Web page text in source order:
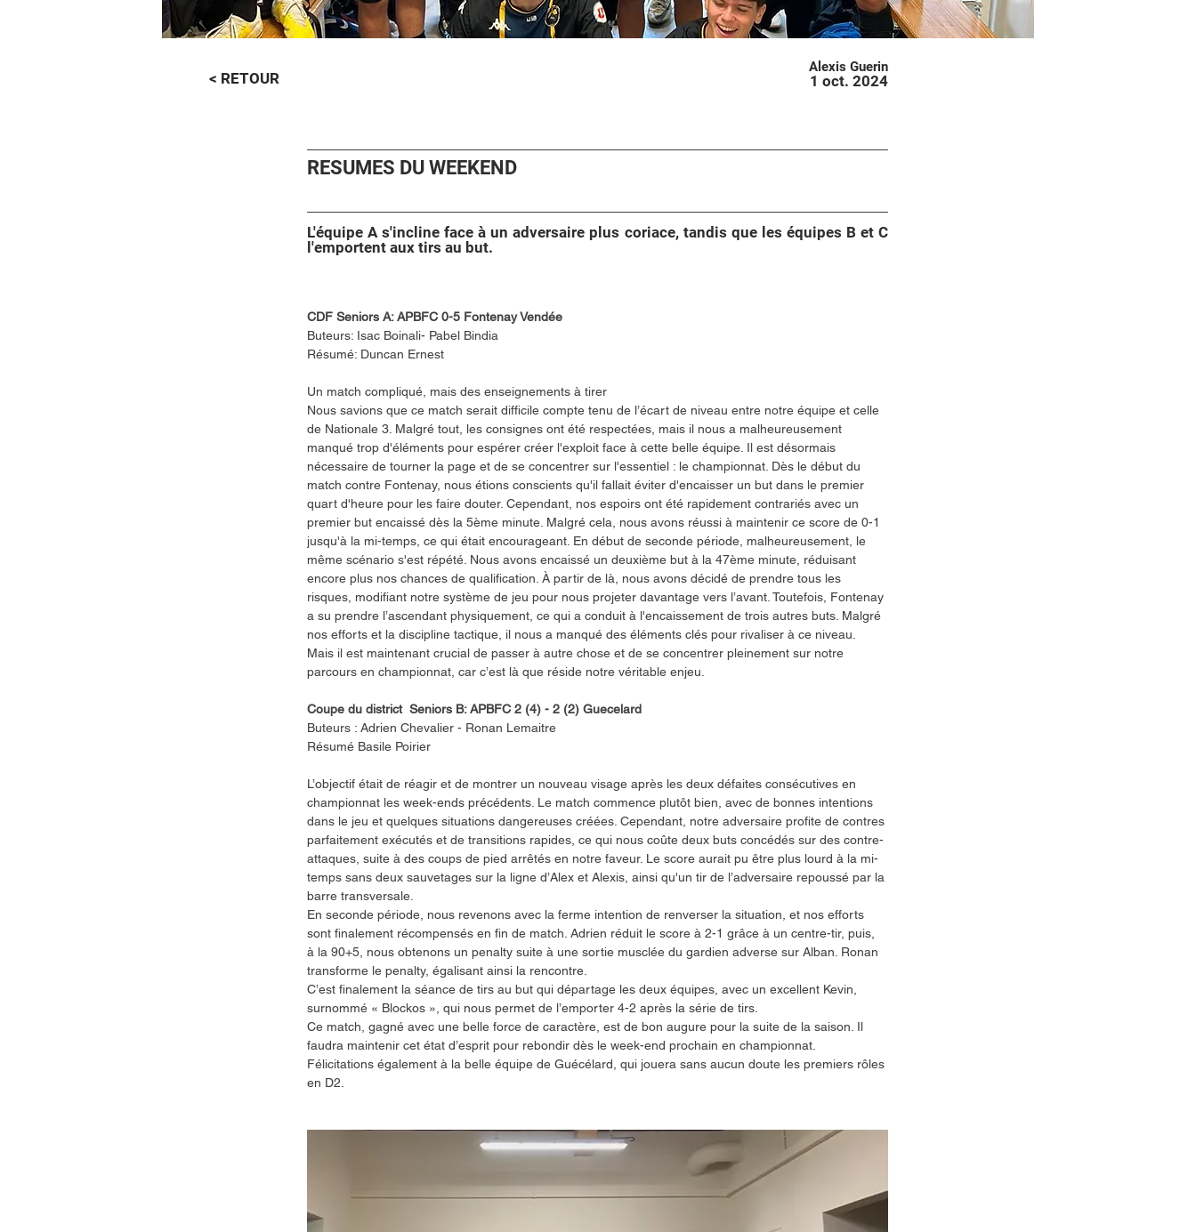
< RETOUR
Alexis Guerin
1 oct. 2024
RESUMES DU WEEKEND
L'équipe A s'incline face à un adversaire plus coriace, tandis que les équipes B et C
l'emportent aux tirs au but.
CDF Seniors A: APBFC 0-5 Fontenay Vendée
Buteurs: Isac Boinali- Pabel Bindia
Résumé: Duncan Ernest
Un match compliqué, mais des enseignements à tirer
Nous savions que ce match serait difficile compte tenu de l’écart de niveau entre notre équipe et celle
de Nationale 3. Malgré tout, les consignes ont été respectées, mais il nous a malheureusement
manqué trop d'éléments pour espérer créer l'exploit face à cette belle équipe. Il est désormais
nécessaire de tourner la page et de se concentrer sur l'essentiel : le championnat. Dès le début du
match contre Fontenay, nous étions conscients qu'il fallait éviter d'encaisser un but dans le premier
quart d'heure pour les faire douter. Cependant, nos espoirs ont été rapidement contrariés avec un
premier but encaissé dès la 5ème minute. Malgré cela, nous avons réussi à maintenir ce score de 0-1
jusqu'à la mi-temps, ce qui était encourageant. En début de seconde période, malheureusement, le
même scénario s'est répété. Nous avons encaissé un deuxième but à la 47ème minute, réduisant
encore plus nos chances de qualification. À partir de là, nous avons décidé de prendre tous les
risques, modifiant notre système de jeu pour nous projeter davantage vers l’avant. Toutefois, Fontenay
a su prendre l’ascendant physiquement, ce qui a conduit à l'encaissement de trois autres buts. Malgré
nos efforts et la discipline tactique, il nous a manqué des éléments clés pour rivaliser à ce niveau.
Mais il est maintenant crucial de passer à autre chose et de se concentrer pleinement sur notre
parcours en championnat, car c’est là que réside notre véritable enjeu.
Coupe du district  Seniors B: APBFC 2 (4) - 2 (2) Guecelard
Buteurs : Adrien Chevalier - Ronan Lemaitre
Résumé Basile Poirier
L’objectif était de réagir et de montrer un nouveau visage après les deux défaites consécutives en
championnat les week-ends précédents. Le match commence plutôt bien, avec de bonnes intentions
dans le jeu et quelques situations dangereuses créées. Cependant, notre adversaire profite de contres
parfaitement exécutés et de transitions rapides, ce qui nous coûte deux buts concédés sur des contre-
attaques, suite à des coups de pied arrêtés en notre faveur. Le score aurait pu être plus lourd à la mi-
temps sans deux sauvetages sur la ligne d’Alex et Alexis, ainsi qu'un tir de l’adversaire repoussé par la
barre transversale.
En seconde période, nous revenons avec la ferme intention de renverser la situation, et nos efforts
sont finalement récompensés en fin de match. Adrien réduit le score à 2-1 grâce à un centre-tir, puis,
à la 90+5, nous obtenons un penalty suite à une sortie musclée du gardien adverse sur Alban. Ronan
transforme le penalty, égalisant ainsi la rencontre.
C’est finalement la séance de tirs au but qui départage les deux équipes, avec un excellent Kevin,
surnommé « Blockos », qui nous permet de l’emporter 4-2 après la série de tirs.
Ce match, gagné avec une belle force de caractère, est de bon augure pour la suite de la saison. Il
faudra maintenir cet état d’esprit pour rebondir dès le week-end prochain en championnat.
Félicitations également à la belle équipe de Guécélard, qui jouera sans aucun doute les premiers rôles
en D2.